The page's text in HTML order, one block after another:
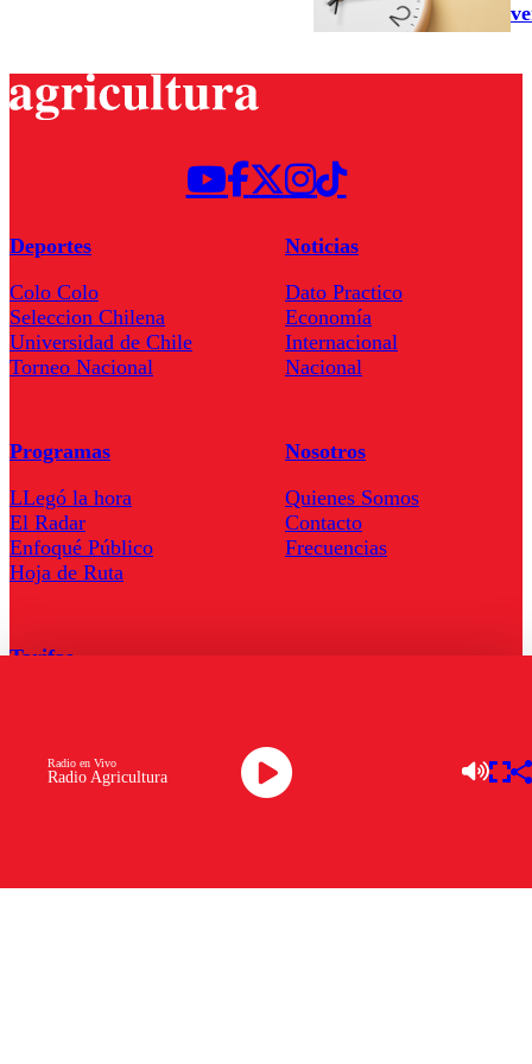
Radio Agricultura
Radio en Vivo
Deportes
Colo Colo
Seleccion Chilena
Universidad de Chile
Torneo Nacional
Noticias
Dato Practico
Economía
Internacional
Nacional
Programas
LLegó la hora
El Radar
Enfoqué Público
Hoja de Ruta
Nosotros
Quienes Somos
Contacto
Frecuencias
Tarifas
Descarga la APP